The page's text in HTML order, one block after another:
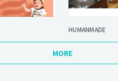
HUMANMADE
MORE